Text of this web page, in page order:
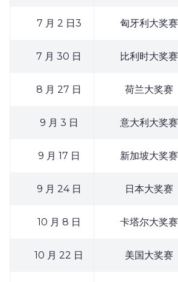
7 月 2 日3 匈牙利大奖赛
7 月 30 日 比利时大奖赛
8 月 27 日 荷兰大奖赛
9 月 3 日 意大利大奖赛
9 月 17 日 新加坡大奖赛
9 月 24 日 日本大奖赛
10 月 8 日 卡塔尔大奖赛
10 月 22 日 美国大奖赛